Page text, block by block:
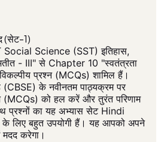
(सेट-1)
Science (SST) इतिहास,
- III" से Chapter 10 "स्वतंत्रता
प्रश्न (MCQs) शामिल हैं।
(CBSE) के नवीनतम पाठ्यक्रम पर
(MCQs) को हल करें और तुरंत परिणाम
प्रश्नों का यह अभ्यास सेट Hindi
के लिए बहुत उपयोगी हैं। यह आपको अपने
करेगा।